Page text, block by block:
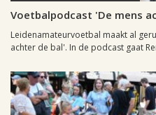
Voetbalpodcast 'De mens
Leidenamateurvoetbal maakt al
achter de bal'. In de podcast gaat